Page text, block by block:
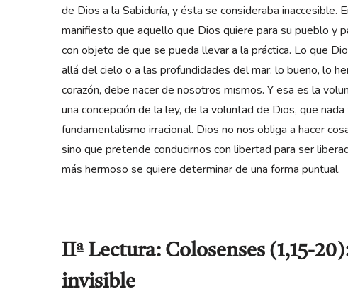
de Dios a la Sabiduría, y ésta se consideraba inaccesible.
manifiesto que aquello que Dios quiere para su pueblo y
con objeto de que se pueda llevar a la práctica. Lo que
allá del cielo o a las profundidades del mar: lo bueno, lo
corazón, debe nacer de nosotros mismos. Y esa es la
una concepción de la ley, de la voluntad de Dios, que
fundamentalismo irracional. Dios no nos obliga a hacer
sino que pretende conducirnos con libertad para ser
más hermoso se quiere determinar de una forma puntual.
IIª Lectura: Colosenses (1,15-
invisible